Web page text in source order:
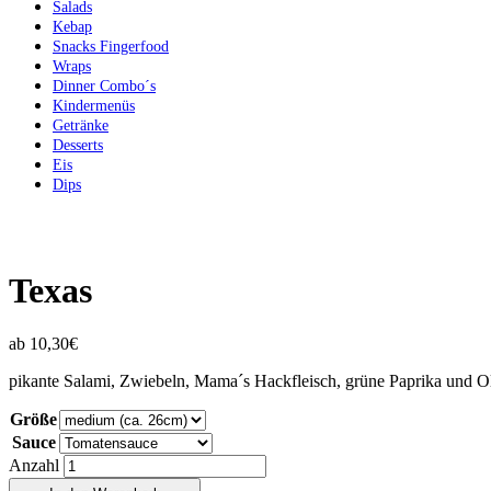
Salads
Kebap
Snacks Fingerfood
Wraps
Dinner Combo´s
Kindermenüs
Getränke
Desserts
Eis
Dips
Texas
ab 10,30€
pikante Salami, Zwiebeln, Mama´s Hackfleisch, grüne Paprika und
Größe
Sauce
Anzahl